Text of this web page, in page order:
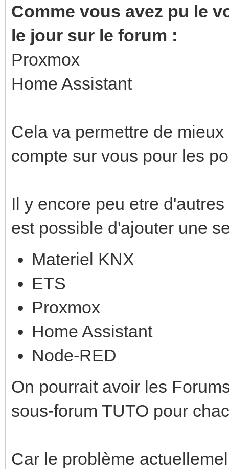
Comme vous avez pu le
le jour sur le forum :
Proxmox
Home Assistant
Cela va permettre de
compte sur vous pour les
Il y encore peu etre
est possible d'ajouter une
Materiel KNX
ETS
Proxmox
Home Assistant
Node-RED
On pourrait avoir les
sous-forum TUTO pour
Car le problème